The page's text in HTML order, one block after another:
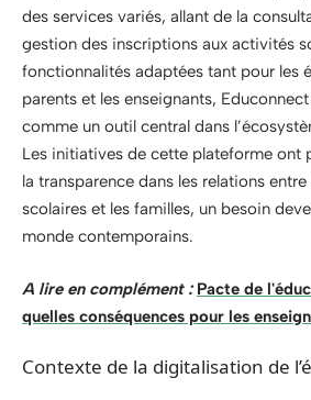
des services variés, allant de la
gestion des inscriptions aux activités
fonctionnalités adaptées tant pour les
parents et les enseignants,
comme un outil central dans
Les initiatives de cette plateforme ont
la transparence dans les relations
scolaires et les familles, un besoin
monde contemporains.
A lire en complément : Pacte de
quelles conséquences pour les
Contexte de la digitalisation de